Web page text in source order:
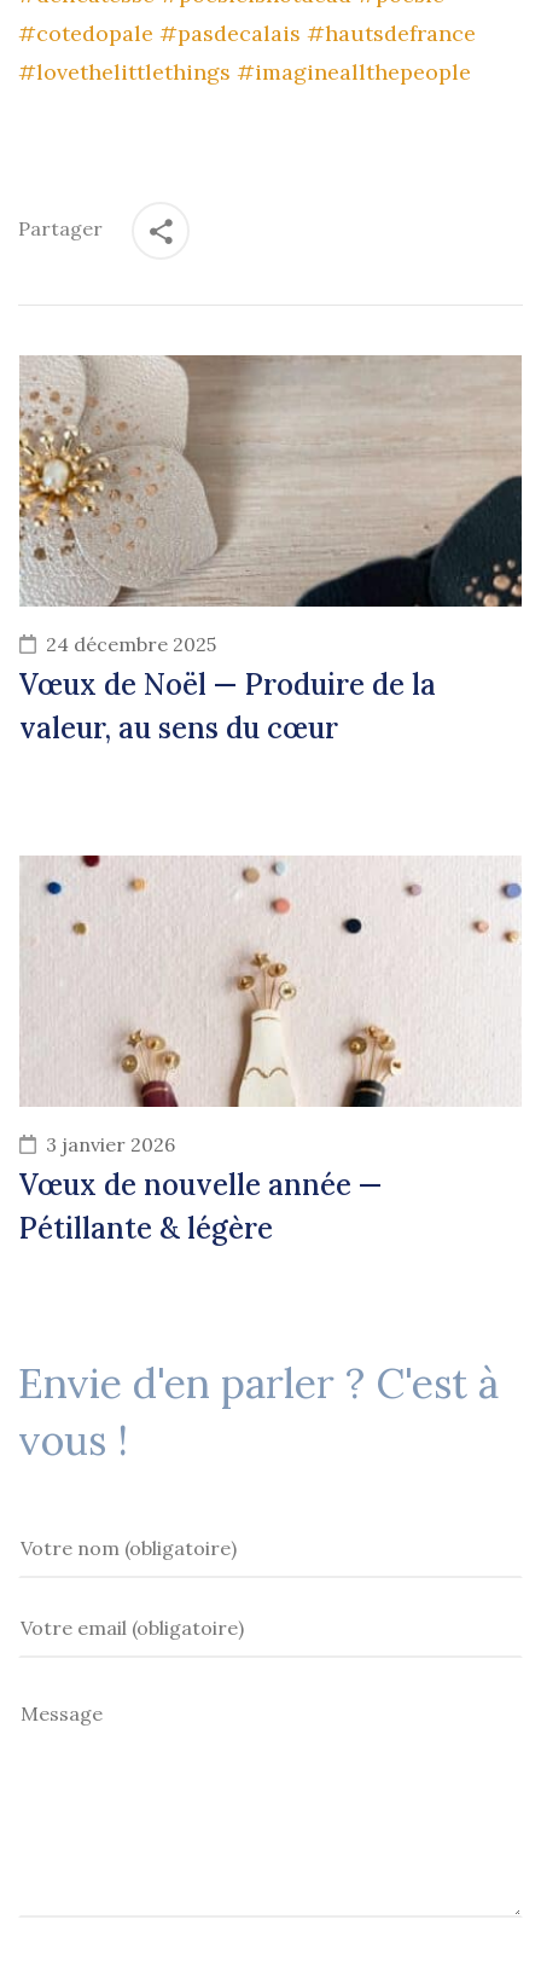
#cotedopale #pasdecalais #hautsdefrance
#lovethelittlethings #imagineallthepeople
Partager
24 décembre 2025
Vœux de Noël — Produire de la
valeur, au sens du cœur
3 janvier 2026
Vœux de nouvelle année —
Pétillante & légère
Envie d'en parler ? C'est à
vous !